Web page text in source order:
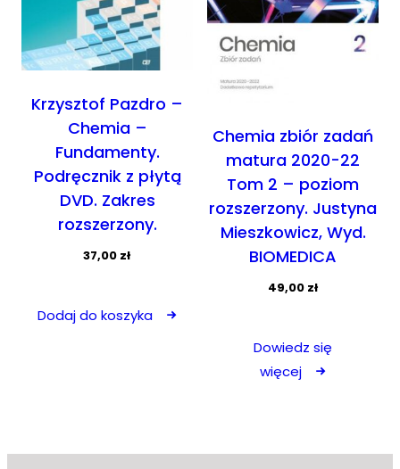
Krzysztof Pazdro –
Chemia –
Fundamenty.
Podręcznik z płytą
DVD. Zakres
rozszerzony.
37,00 zł
Dodaj do koszyka
Chemia zbiór zadań
matura 2020-22
Tom 2 – poziom
rozszerzony. Justyna
Mieszkowicz, Wyd.
BIOMEDICA
49,00 zł
Dowiedz się
więcej